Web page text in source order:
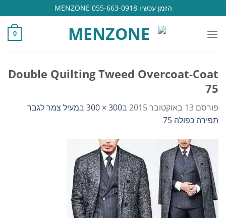
to
content
הזמן עכשיו 055-663-0918 MENZONE
0
Double Quilting Tweed Overcoat-Coat
75
פורסם 13 באוקטובר 2015 ב300 × 300 במעיל צמר לגבר
תפירה כפולה 75